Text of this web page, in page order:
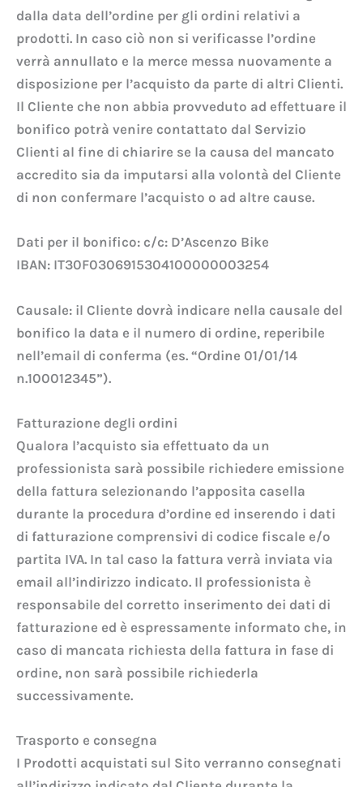
dalla data dell’ordine per gli ordini relativi a
prodotti. In caso ciò non si verificasse l’ordine
verrà annullato e la merce messa nuovamente a
disposizione per l’acquisto da parte di altri Clienti.
Il Cliente che non abbia provveduto ad effettuare il
bonifico potrà venire contattato dal Servizio
Clienti al fine di chiarire se la causa del mancato
accredito sia da imputarsi alla volontà del Cliente
di non confermare l’acquisto o ad altre cause.
Dati per il bonifico: c/c: D’Ascenzo Bike
IBAN: IT30F0306915304100000003254
Causale: il Cliente dovrà indicare nella causale del
bonifico la data e il numero di ordine, reperibile
nell’email di conferma (es. “Ordine 01/01/14
n.100012345”).
Fatturazione degli ordini
Qualora l’acquisto sia effettuato da un
professionista sarà possibile richiedere emissione
della fattura selezionando l’apposita casella
durante la procedura d’ordine ed inserendo i dati
di fatturazione comprensivi di codice fiscale e/o
partita IVA. In tal caso la fattura verrà inviata via
email all’indirizzo indicato. Il professionista è
responsabile del corretto inserimento dei dati di
fatturazione ed è espressamente informato che, in
caso di mancata richiesta della fattura in fase di
ordine, non sarà possibile richiederla
successivamente.
Trasporto e consegna
I Prodotti acquistati sul Sito verranno consegnati